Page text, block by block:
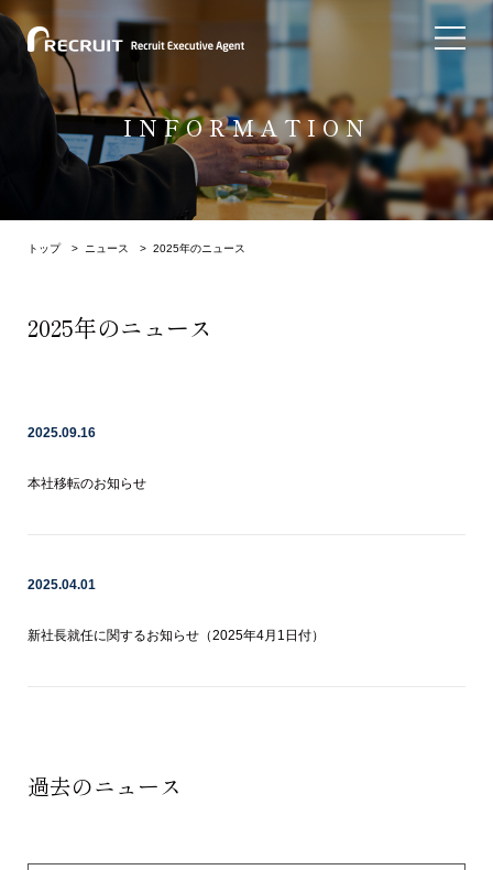
INFORMATION
トップ > ニュース > 2025年のニュース
2025年のニュース
2025.09.16
本社移転のお知らせ
2025.04.01
新社長就任に関するお知らせ（2025年4月1日付）
過去のニュース